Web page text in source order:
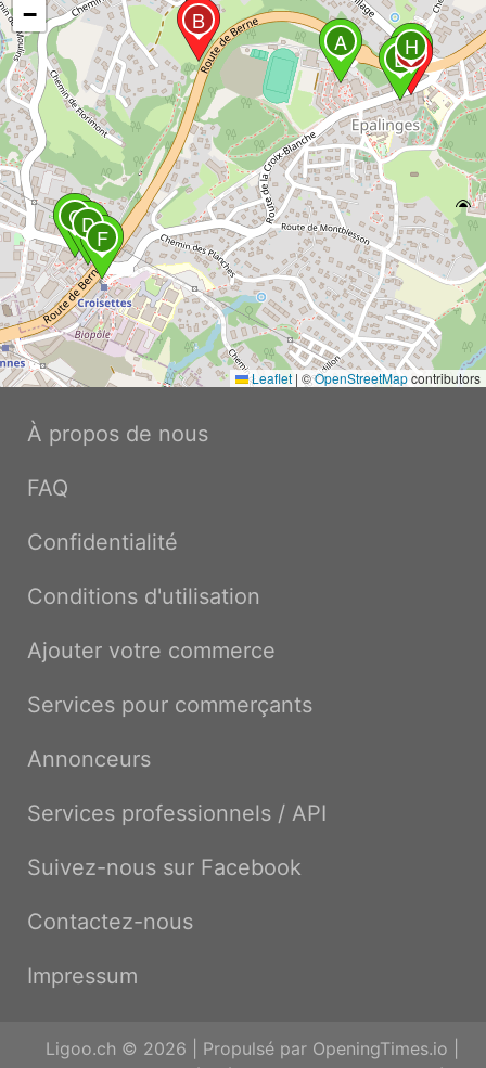
A
B
CD
E
F
G
H
−
Leaflet | ©OpenStreetMapcontributors
À propos de nous
FAQ
Confidentialité
Conditions d'utilisation
Ajouter votre commerce
Services pour commerçants
Annonceurs
Services professionnels / API
Suivez-nous sur Facebook
Contactez-nous
Impressum
Ligoo.ch © 2026 | Propulsé par OpeningTimes.io